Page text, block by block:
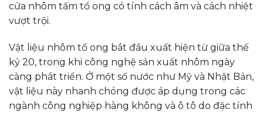
cửa nhôm tấm tổ ong có tính cách âm và cách nhiệt
vượt trội.
Vật liệu nhôm tổ ong bắt đầu xuất hiện từ giữa thế
kỷ 20, trong khi công nghệ sản xuất nhôm ngày
càng phát triển. Ở một số nước như Mỹ và Nhật Bản,
vật liệu này nhanh chóng được áp dụng trong các
ngành công nghiệp hàng không và ô tô do đặc tính